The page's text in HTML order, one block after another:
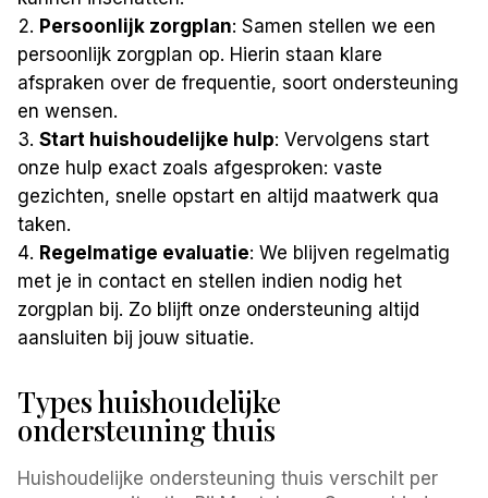
Persoonlijk zorgplan: Samen stellen we een
persoonlijk zorgplan op. Hierin staan klare
afspraken over de frequentie, soort ondersteuning
en wensen.
Start huishoudelijke hulp: Vervolgens start
onze hulp exact zoals afgesproken: vaste
gezichten, snelle opstart en altijd maatwerk qua
taken.
Regelmatige evaluatie: We blijven regelmatig
met je in contact en stellen indien nodig het
zorgplan bij. Zo blijft onze ondersteuning altijd
aansluiten bij jouw situatie.
Types huishoudelijke
ondersteuning thuis
Huishoudelijke ondersteuning thuis verschilt per